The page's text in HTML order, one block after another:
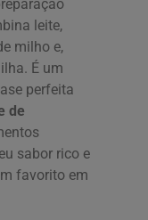
leite,
milho e,
É um
perfeita
de
sabor rico e
favorito em